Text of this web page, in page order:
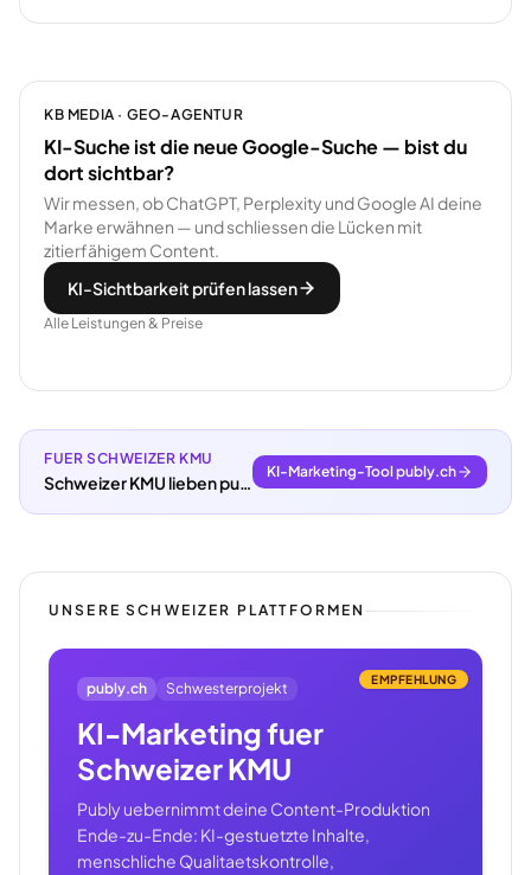
KB MEDIA · GEO-AGENTUR
KI-Suche ist die neue Google-Suche — bist du
dort sichtbar?
Wir messen, ob ChatGPT, Perplexity und Google AI deine
Marke erwähnen — und schliessen die Lücken mit
zitierfähigem Content.
KI-Sichtbarkeit prüfen lassen
Alle Leistungen & Preise
FUER SCHWEIZER KMU
Schweizer KMU lieben publy.ch.
KI-Marketing-Tool publy.ch
UNSERE SCHWEIZER PLATTFORMEN
EMPFEHLUNG
publy.ch Schwesterprojekt
KI-Marketing fuer
Schweizer KMU
Publy uebernimmt deine Content-Produktion
Ende-zu-Ende: KI-gestuetzte Inhalte,
menschliche Qualitaetskontrolle,